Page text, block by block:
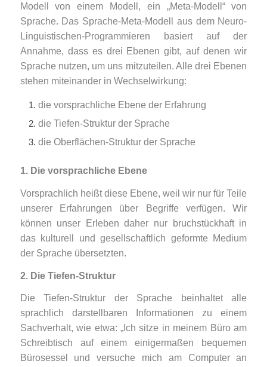
Modell von einem Modell, ein „Meta-Modell“ von
Sprache. Das Sprache-Meta-Modell aus dem Neuro-
Linguistischen-Programmieren basiert auf der
Annahme, dass es drei Ebenen gibt, auf denen wir
Sprache nutzen, um uns mitzuteilen. Alle drei Ebenen
stehen miteinander in Wechselwirkung:
die vorsprachliche Ebene der Erfahrung
die Tiefen-Struktur der Sprache
die Oberflächen-Struktur der Sprache
1. Die vorsprachliche Ebene
Vorsprachlich heißt diese Ebene, weil wir nur für Teile
unserer Erfahrungen über Begriffe verfügen. Wir
können unser Erleben daher nur bruchstückhaft in
das kulturell und gesellschaftlich geformte Medium
der Sprache übersetzten.
2. Die Tiefen-Struktur
Die Tiefen-Struktur der Sprache beinhaltet alle
sprachlich darstellbaren Informationen zu einem
Sachverhalt, wie etwa: „Ich sitze in meinem Büro am
Schreibtisch auf einem einigermaßen bequemen
Bürosessel und versuche mich am Computer an